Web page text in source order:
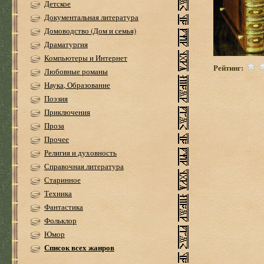
Детское
Документальная литература
Домоводство (Дом и семья)
Драматургия
Компьютеры и Интернет
Любовные романы
Наука, Образование
Поэзия
Приключения
Проза
Прочее
Религия и духовность
Справочная литература
Старинное
Техника
Фантастика
Фольклор
Юмор
Список всех жанров
Рейтинг: